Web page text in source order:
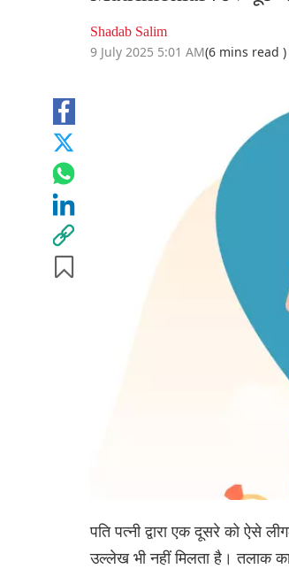
Shadab Salim
9 July 2025 5:01 AM(6 mins read )
पति पत्नी द्वारा एक दूसरे को ऐसे
उल्लेख भी नहीं मिलता है। तलाक